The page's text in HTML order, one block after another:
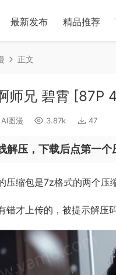
最新发布 精品推荐
正文
师兄 碧霄 [87P
AI图漫 3.87k 47
解压，下载后点第一个
压缩包是7z格式的两个压
错才上传的，被提示解压